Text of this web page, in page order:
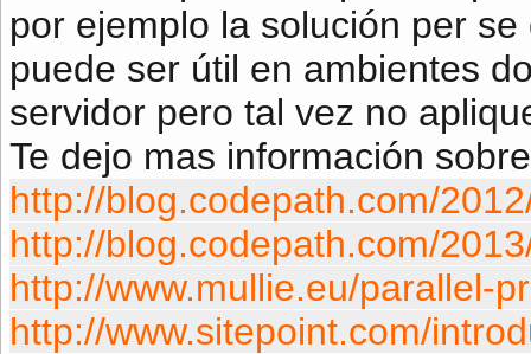
por ejemplo la solución per
puede ser útil en ambientes
servidor pero tal vez no
Te dejo mas información
http://blog.codepath.com/
http://blog.codepath.com/
http://www.mullie.eu/parallel-
http://www.sitepoint.com/